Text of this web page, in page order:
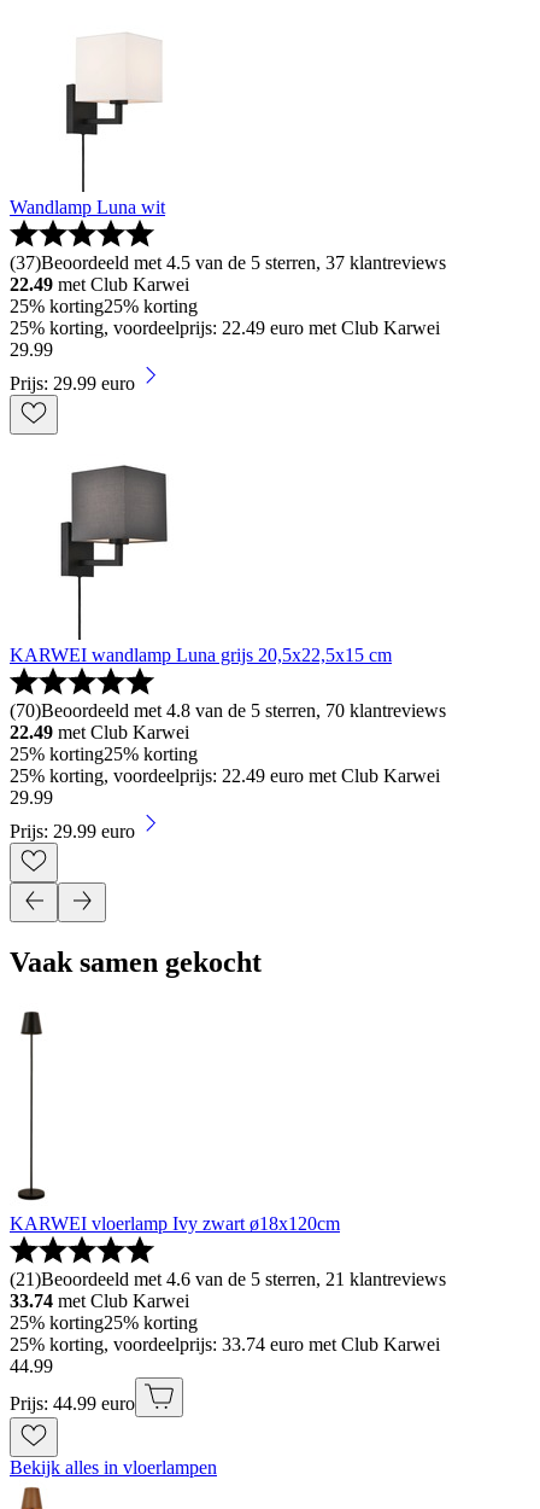
Wandlamp Luna wit
(37)Beoordeeld met 4.5 van de 5 sterren, 37 klantreviews
22.49 met Club Karwei
25% korting25% korting
25% korting, voordeelprijs: 22.49 euro met Club Karwei
29.99
Prijs: 29.99 euro
KARWEI wandlamp Luna grijs 20,5x22,5x15 cm
(70)Beoordeeld met 4.8 van de 5 sterren, 70 klantreviews
22.49 met Club Karwei
25% korting25% korting
25% korting, voordeelprijs: 22.49 euro met Club Karwei
29.99
Prijs: 29.99 euro
Vaak samen gekocht
KARWEI vloerlamp Ivy zwart ø18x120cm
(21)Beoordeeld met 4.6 van de 5 sterren, 21 klantreviews
33.74 met Club Karwei
25% korting25% korting
25% korting, voordeelprijs: 33.74 euro met Club Karwei
44.99
Prijs: 44.99 euro
Bekijk alles in vloerlampen